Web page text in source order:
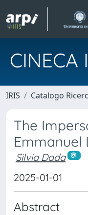
CINECA
IRIS Catalogo
The
Emmanuel
Silvia Dada
2025-01-01
Abstract